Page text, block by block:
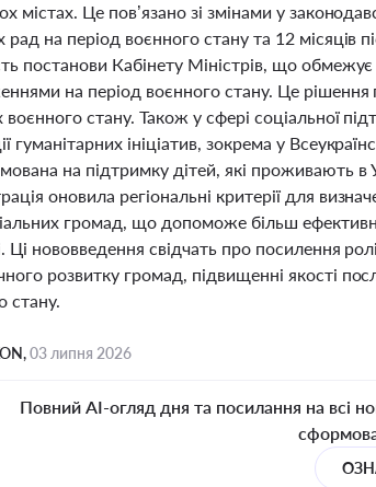
містах. Це пов’язано зі змінами у
рад на період воєнного стану та 12 місяців
постанови Кабінету Міністрів, що
на період воєнного стану. Це
воєнного стану. Також у сфері соціальної
гуманітарних ініціатив, зокрема у
на підтримку дітей, які проживають в
оновила регіональні критерії для
громад, що допоможе більш
Ці нововведення свідчать про посилення
розвитку громад, підвищенні якості
стану.
03 липня 2026
Повний AI-огляд дня та посилання на всі